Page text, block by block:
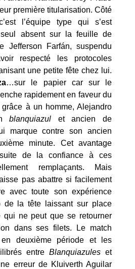
première titularisation. Côté
l’équipe type qui s’est
absent sur la feuille de
Jefferson Farfán, suspendu
respecté les protocoles
une petite fête chez lui.
…sur le papier car sur le
rapidement en faveur du
grâce à un homme, Alejandro
blanquiazul et ancien de
marque contre son ancien
minute. Cet avantage
de la confiance à ces
remplaçants. Mais
pas abattre si facilement
avec toute son expérience
la tête laissant sur place
qui ne peut que se retourner
dans ses filets. Le match
deuxième période et les
entre Blanquiazules et
erreur de Kluiverth Aguilar